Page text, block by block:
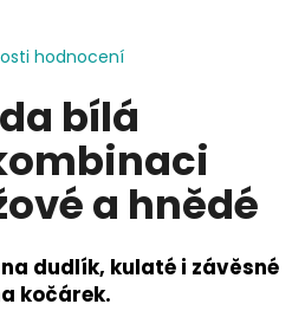
hodnocení
bílá
a hnědé
dudlík, kulaté i závěsné
kočárek.